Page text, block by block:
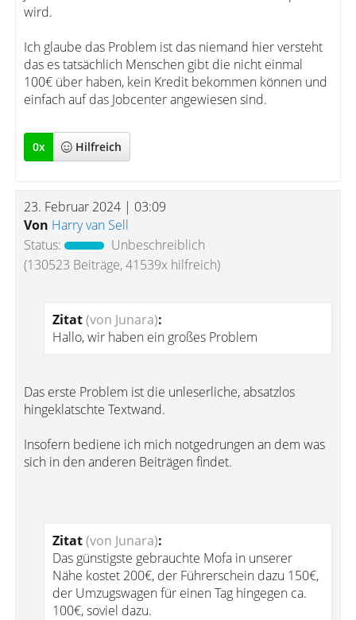
wird.
Ich glaube das Problem ist das niemand hier versteht
das es tatsächlich Menschen gibt die nicht einmal
100€ über haben, kein Kredit bekommen können und
einfach auf das Jobcenter angewiesen sind.
0x Hilfreich
23. Februar 2024 | 03:09
Von Harry van Sell
Status:
Unbeschreiblich
(130523 Beiträge, 41539x hilfreich)
Zitat(von Junara):
Hallo, wir haben ein großes Problem
Das erste Problem ist die unleserliche, absatzlos
hingeklatschte Textwand.
Insofern bediene ich mich notgedrungen an dem was
sich in den anderen Beiträgen findet.
Zitat(von Junara):
Das günstigste gebrauchte Mofa in unserer
Nähe kostet 200€, der Führerschein dazu 150€,
der Umzugswagen für einen Tag hingegen ca.
100€, soviel dazu.